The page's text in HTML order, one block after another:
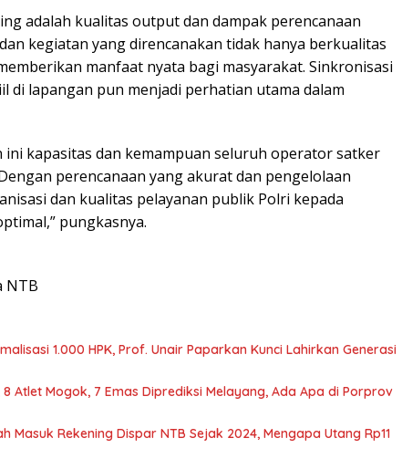
adalah kualitas output dan dampak perencanaan
kegiatan yang direncanakan tidak hanya berkualitas
manfaat nyata bagi masyarakat. Sinkronisasi
di lapangan pun menjadi perhatian utama dalam
ini kapasitas dan kemampuan seluruh operator satker
perencanaan yang akurat dan pengelolaan
dan kualitas pelayanan publik Polri kepada
pungkasnya.
NTB
1.000 HPK, Prof. Unair Paparkan Kunci Lahirkan Generasi
Atlet Mogok, 7 Emas Diprediksi Melayang, Ada Apa di Porprov
Masuk Rekening Dispar NTB Sejak 2024, Mengapa Utang Rp11